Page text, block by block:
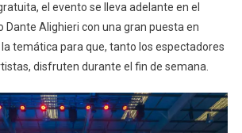
el evento se lleva adelante en el
Dante Alighieri con una gran puesta en
temática para que, tanto los espectadores
disfruten durante el fin de semana.